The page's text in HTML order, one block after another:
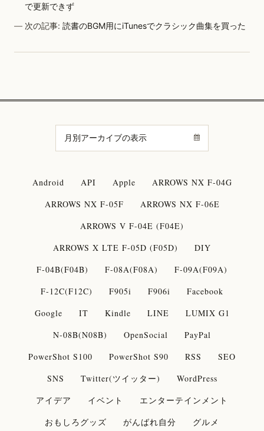
で更新できず
次の記事:読書のBGM用にiTunesでクラシック曲集を買った
Android API Apple
ARROWS NX F-04G
ARROWS NX F-05F
ARROWS NX F-06E
ARROWS V F-04E (F04E)
ARROWS X LTE F-05D (F05D)
DIY
F-04B(F04B)
F-08A(F08A)
F-09A(F09A)
F-12C(F12C)
F905i F906i
Facebook
Google
IT Kindle LINE
LUMIX G1
N-08B(N08B)
OpenSocial
PayPal
PowerShot S100
PowerShot S90 RSS
SEO
SNS
Twitter(ツイッター)
WordPress
アイデア
イベント
エンターテインメント
おもしろグッズ
がんばれ自分
グルメ